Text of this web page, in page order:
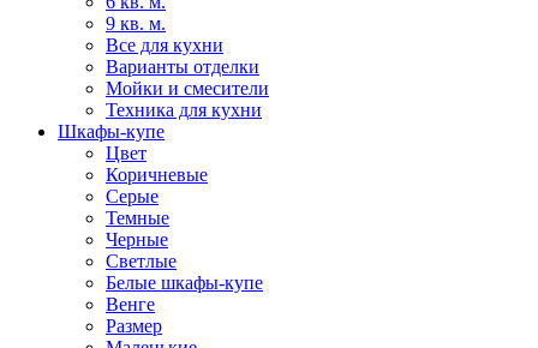
9 кв. м.
Все для кухни
Варианты отделки
Мойки и смесители
Техника для кухни
Шкафы-купе
Цвет
Коричневые
Серые
Темные
Черные
Светлые
Белые шкафы-купе
Венге
Размер